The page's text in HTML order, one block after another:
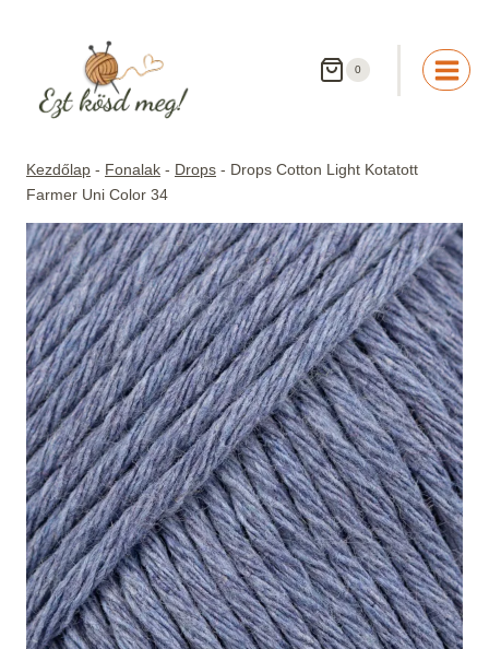
0
Kezdőlap - Fonalak - Drops - Drops Cotton Light Kotatott
Farmer Uni Color 34